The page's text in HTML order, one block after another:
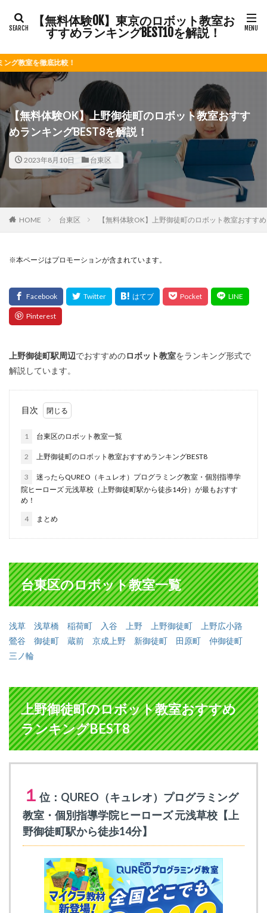
【無料体験OK】東京のロボット教室お
すすめランキングBEST10を解説！
！
【無料体験OK】上野御徒町のロボット教室おすす
めランキングBEST8を解説！
2023年8月10日 台東区
HOME 台東区 【無料体験OK】上野御徒町のロボット教室おすす
※本ページはプロモーションが含まれています。
上野御徒町駅周辺でおすすめのロボット教室をランキング形式で
解説しています。
目次
1 台東区のロボット教室一覧
2 上野御徒町のロボット教室おすすめランキングBEST8
3
迷ったらQUREO（キュレオ）プログラミング教室・個別指導学
院ヒーローズ 元浅草校（上野御徒町駅から徒歩14分）が最もおすす
め！
4 まとめ
台東区のロボット教室一覧
浅草 浅草橋 稲荷町 入谷 上野 上野御徒町
上野広小路
鶯谷
御徒町 蔵前 京成上野 新御徒町 田原町
仲御徒町
三ノ輪
上野御徒町のロボット教室おすすめ
ランキングBEST8
１ 位：QUREO（キュレオ）プログラミング
教室・個別指導学院ヒーローズ 元浅草校【上
野御徒町駅から徒歩14分】